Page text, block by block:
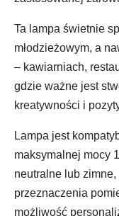
Ta lampa świetnie
młodzieżowym, a
– kawiarniach,
gdzie ważne jest
kreatywności i
Lampa jest
maksymalnej mocy
neutralne lub
przeznaczenia
możliwość